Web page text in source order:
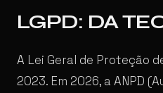
LGPD: DA
A Lei Geral de Proteção
2023. Em 2026, a ANPD